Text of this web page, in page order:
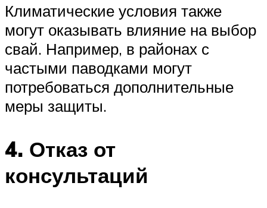
Климатические условия также
могут оказывать влияние на выбор
свай. Например, в районах с
частыми паводками могут
потребоваться дополнительные
меры защиты.
4. Отказ от
консультаций